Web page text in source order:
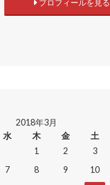
プロフィールを見る
2018年3月
水 木 金 土
1
2 3
7 8 9 10